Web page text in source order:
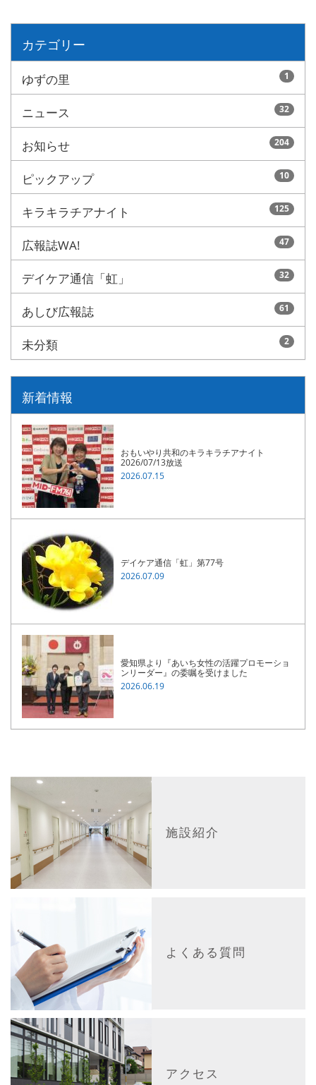
カテゴリー
ゆずの里 1
ニュース 32
お知らせ 204
ピックアップ 10
キラキラチアナイト 125
広報誌WA! 47
デイケア通信「虹」 32
あしび広報誌 61
未分類 2
新着情報
おもいやり共和のキラキラチアナイト
2026/07/13放送
2026.07.15
デイケア通信「虹」第77号
2026.07.09
愛知県より『あいち女性の活躍プロモーショ
ンリーダー』の委嘱を受けました
2026.06.19
施設紹介
よくある質問
アクセス